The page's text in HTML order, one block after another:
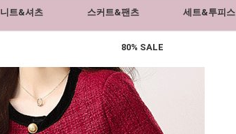
니트&셔츠 스커트&팬츠 세트&투피스
80% SALE